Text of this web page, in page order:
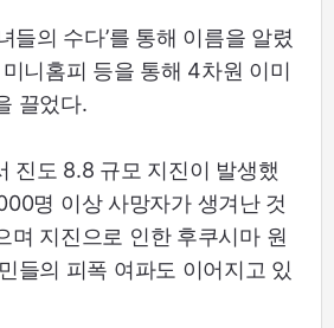
들의 수다’를 통해 이름을 알렸
니홈피 등을 통해 4차원 이미
끌었다.
진도 8.8 규모 지진이 발생했
명 이상 사망자가 생겨난 것
며 지진으로 인한 후쿠시마 원
들의 피폭 여파도 이어지고 있